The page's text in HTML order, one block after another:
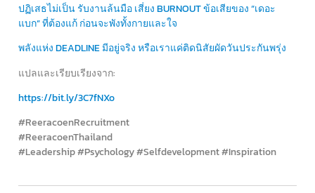
ปฏิเสธไม่เป็น รับงานล้นมือ เสี่ยง BURNOUT ข้อเสียของ “เดอะ
แบก” ที่ต้องแก้ ก่อนจะพังทั้งกายและใจ
พลังแห่ง DEADLINE มีอยู่จริง หรือเราแค่ติดนิสัยผัดวันประกันพรุ่ง
แปลและเรียบเรียงจาก:
https://bit.ly/3C7fNXo
#ReeracoenRecruitment
#ReeracoenThailand
#Leadership #Psychology #Selfdevelopment #Inspiration